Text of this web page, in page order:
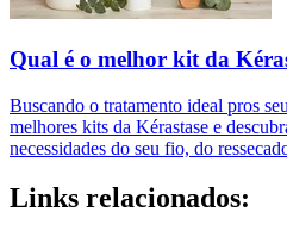
Qual é o melhor kit da
Buscando o tratamento ideal pros
melhores kits da Kérastase e
necessidades do seu fio, do
Links relacionados: